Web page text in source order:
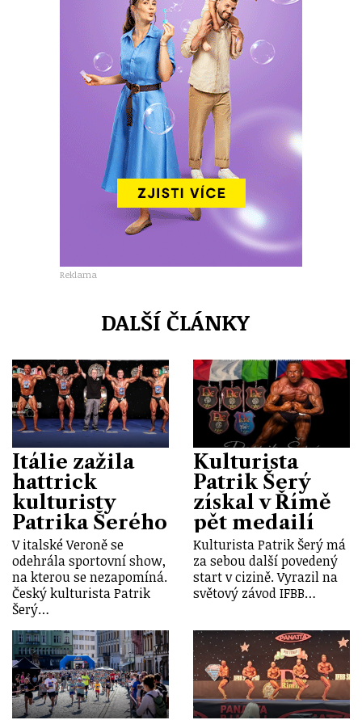
Reklama
DALŠÍ ČLÁNKY
Itálie zažila
hattrick
kulturisty
Patrika Šerého
V italské Veroně se
odehrála sportovní show,
na kterou se nezapomíná.
Český kulturista Patrik
Šerý…
Kulturista
Patrik Šerý
získal v Římě
pět medailí
Kulturista Patrik Šerý má
za sebou další povedený
start v cizině. Vyrazil na
světový závod IFBB…